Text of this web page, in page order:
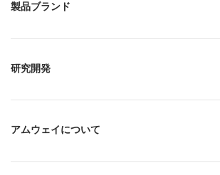
製品ブランド
研究開発
アムウェイについて